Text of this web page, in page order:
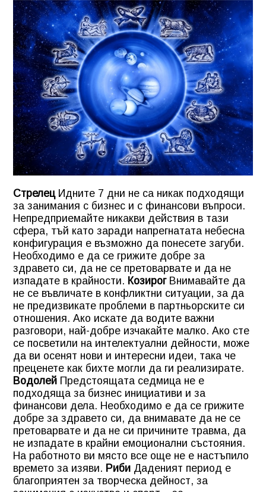
СтрелецИдните 7 дни не са никак подходящи
за занимания с бизнес и с финансови въпроси.
Непредприемайте никакви действия в тази
сфера, тъй като заради напрегнатата небесна
конфигурация е възможно да понесете загуби.
Необходимо е да се грижите добре за
здравето си, да не се претоварвате и да не
изпадате в крайности. КозирогВнимавайте да
не се въвличате в конфликтни ситуации, за да
не предизвикате проблеми в партньорските си
отношения. Ако искате да водите важни
разговори, най-добре изчакайте малко. Ако сте
се посветили на интелектуални дейности, може
да ви осенят нови и интересни идеи, така че
преценете как бихте могли да ги реализирате.
Водолей Предстоящата седмица не е
подходяща за бизнес инициативи и за
финансови дела. Необходимо е да се грижите
добре за здравето си, да внимавате да не се
претоварвате и да не си причините травма, да
не изпадате в крайни емоционални състояния.
На работното ви място все още не е настъпило
времето за изяви. Риби Даденият период е
благоприятен за творческа дейност, за